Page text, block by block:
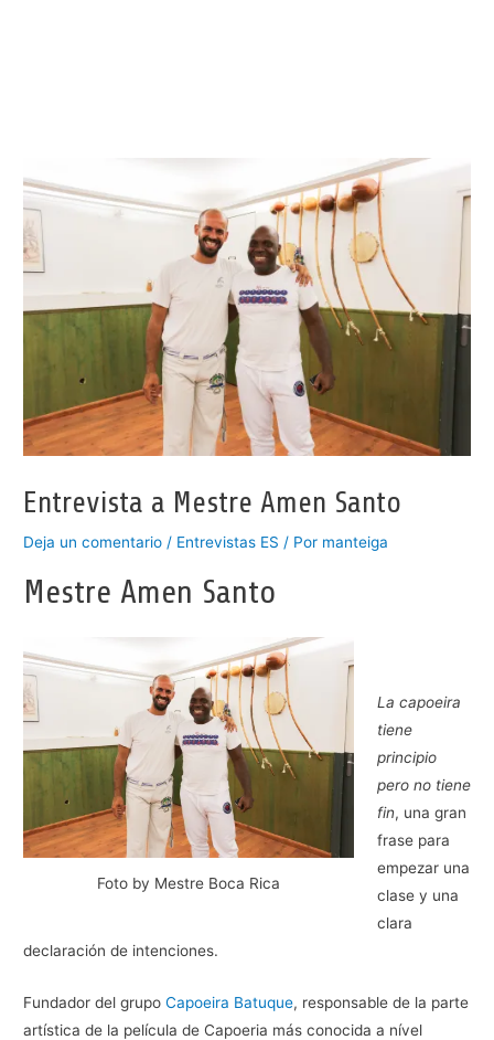
Entrevista a Mestre Amen Santo
Deja un comentario / Entrevistas ES / Por manteiga
Mestre Amen Santo
Foto by Mestre Boca Rica
La capoeira
tiene
principio
pero no tiene
fin, una gran
frase para
empezar una
clase y una
clara
declaración de intenciones.
Fundador del grupoCapoeira Batuque, responsable de la parte
artística de la película de Capoeria más conocida a nível